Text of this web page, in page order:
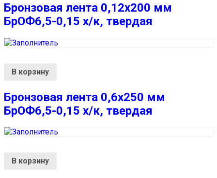
Бронзовая лента 0,12х200 мм
БрОФ6,5-0,15 х/к, твердая
В корзину
Бронзовая лента 0,6х250 мм
БрОФ6,5-0,15 х/к, твердая
В корзину